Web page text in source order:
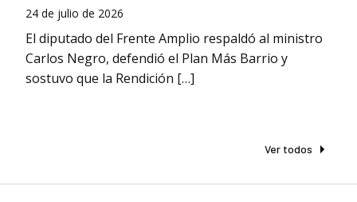
24 de julio de 2026
El diputado del Frente Amplio respaldó al ministro
Carlos Negro, defendió el Plan Más Barrio y
sostuvo que la Rendición […]
Ver todos